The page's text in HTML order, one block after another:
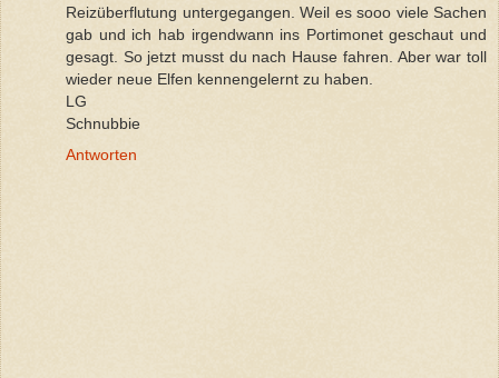
Reizüberflutung untergegangen. Weil es sooo viele Sachen
gab und ich hab irgendwann ins Portimonet geschaut und
gesagt. So jetzt musst du nach Hause fahren. Aber war toll
wieder neue Elfen kennengelernt zu haben.
LG
Schnubbie
Antworten